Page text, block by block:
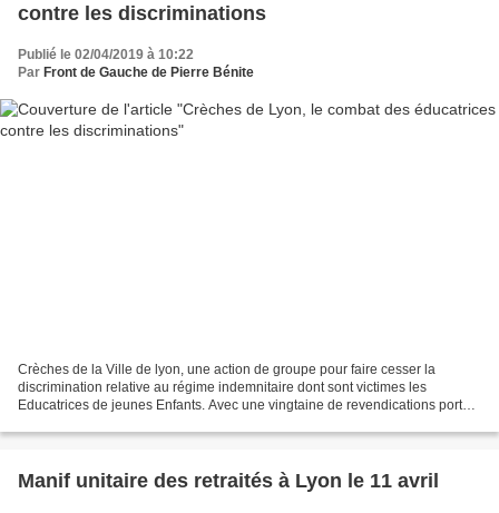
contre les discriminations
Publié le 02/04/2019 à 10:22
Par Front de Gauche de Pierre Bénite
Crèches de la Ville de lyon, une action de groupe pour faire cesser la
discrimination relative au régime indemnitaire dont sont victimes les
Educatrices de jeunes Enfants. Avec une vingtaine de revendications portant
Manif unitaire des retraités à Lyon le 11 avril